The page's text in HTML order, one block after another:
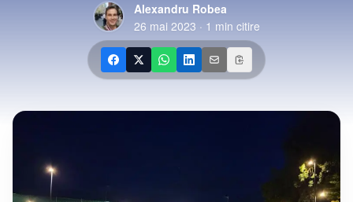
Alexandru Robea
26 mai 2023 · 1 min citire